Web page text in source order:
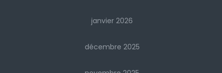
janvier 2026
décembre 2025